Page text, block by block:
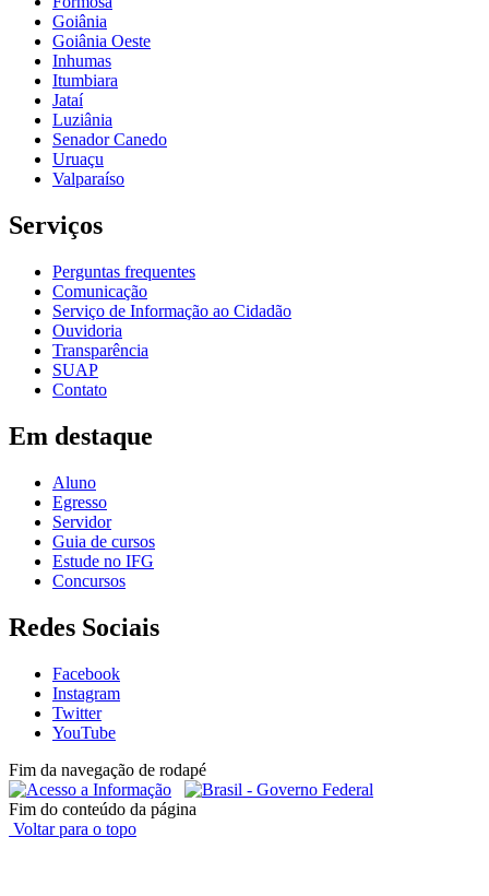
Goiânia
Goiânia Oeste
Inhumas
Itumbiara
Jataí
Luziânia
Senador Canedo
Uruaçu
Valparaíso
Serviços
Perguntas frequentes
Comunicação
Serviço de Informação ao Cidadão
Ouvidoria
Transparência
SUAP
Contato
Em destaque
Aluno
Egresso
Servidor
Guia de cursos
Estude no IFG
Concursos
Redes Sociais
Facebook
Instagram
Twitter
YouTube
Fim da navegação de rodapé
Fim do conteúdo da página
Voltar para o topo